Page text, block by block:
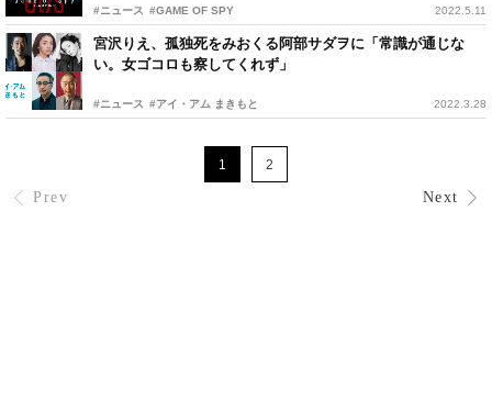
#ニュース #GAME OF SPY 2022.5.11
宮沢りえ、孤独死をみおくる阿部サダヲに「常識が通じな
い。女ゴコロも察してくれず」
#ニュース #アイ・アム まきもと 2022.3.28
Prev
1 2
Next